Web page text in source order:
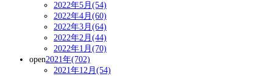
2022年5月(54)
2022年4月(60)
2022年3月(64)
2022年2月(44)
2022年1月(70)
open2021年(702)
2021年12月(54)